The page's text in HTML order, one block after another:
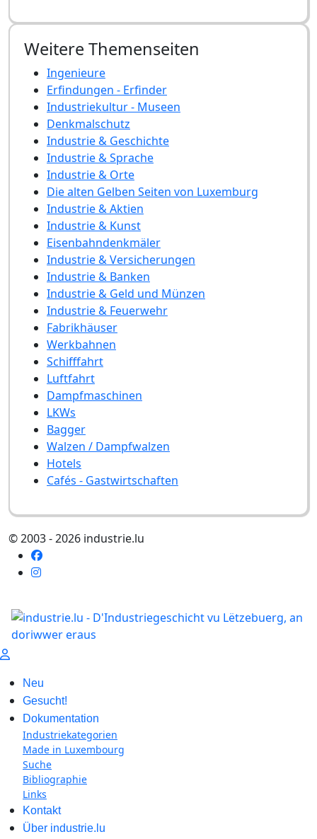
Weitere Themenseiten
Ingenieure
Erfindungen - Erfinder
Industriekultur - Museen
Denkmalschutz
Industrie & Geschichte
Industrie & Sprache
Industrie & Orte
Die alten Gelben Seiten von Luxemburg
Industrie & Aktien
Industrie & Kunst
Eisenbahndenkmäler
Industrie & Versicherungen
Industrie & Banken
Industrie & Geld und Münzen
Industrie & Feuerwehr
Fabrikhäuser
Werkbahnen
Schifffahrt
Luftfahrt
Dampfmaschinen
LKWs
Bagger
Walzen / Dampfwalzen
Hotels
Cafés - Gastwirtschaften
© 2003 - 2026 industrie.lu
Neu
Gesucht!
Dokumentation
Industriekategorien
Made in Luxembourg
Suche
Bibliographie
Links
Kontakt
Über industrie.lu